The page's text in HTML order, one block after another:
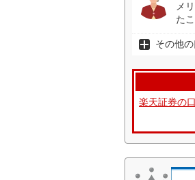
メ
た
その他
楽天証券の